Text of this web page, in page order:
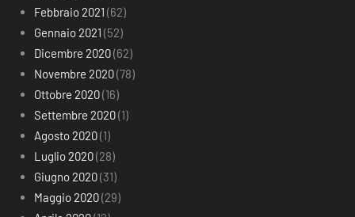
Febbraio 2021 (62)
Gennaio 2021 (52)
Dicembre 2020(62)
Novembre 2020(78)
Ottobre 2020(16)
Settembre 2020(1)
Agosto 2020(1)
Luglio 2020(28)
Giugno 2020(31)
Maggio 2020(29)